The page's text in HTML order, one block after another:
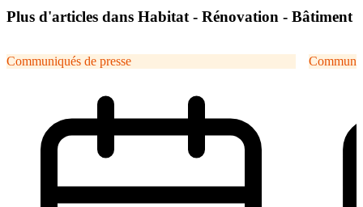
Plus d'articles dans Habitat - Rénovation - Bâtiment
Communiqués de presse